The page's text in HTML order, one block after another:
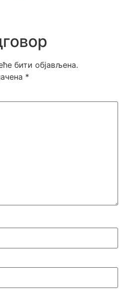
бити објављена.
*